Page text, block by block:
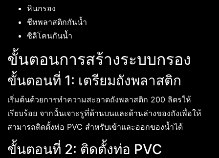
หินกรอง
ชีทพลาสติกกันน้ำ
ซิลิโคนกันน้ำ
ขั้นตอนการสร้างระบบกรอง
ขั้นตอนที่ 1: เตรียมถังพลาสติก
เริ่มต้นด้วยการทำความสะอาดถังพลาสติก 200 ลิตรให้
เรียบร้อย จากนั้นเจาะรูที่ด้านบนและด้านล่างของถังเพื่อให้
สามารถติดตั้งท่อ PVC สำหรับเข้าและออกของน้ำได้
ขั้นตอนที่ 2: ติดตั้งท่อ PVC